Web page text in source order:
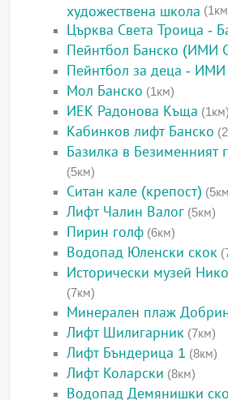
художествена школа
Църква Света Троица -
Пейнтбол Банско (ИМИ
Пейнтбол за деца - ИМИ
Мол Банско (1км)
ИЕК Радонова Къща (1км)
Кабинков лифт Банско
Базилка в Безименният
(5км)
Ситан кале (крепост)
Лифт Чалин Валог (5км)
Пирин голф (6км)
Водопад Юленски скок
Исторически музей
(7км)
Минерален плаж
Лифт Шилигарник (7км)
Лифт Бъндерица 1 (8км)
Лифт Коларски (8км)
Водопад Демянишки